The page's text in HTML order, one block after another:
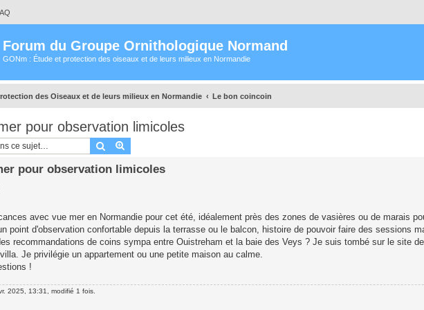
Forum du Groupe Ornithologique Normand
GONm : Étude et protection des oiseaux et de leurs milieux en Normandie
des Oiseaux et de leurs milieux en Normandie Le bon coincoin
pour observation limicoles
Rechercher
pour observation limicoles
avec vue mer en Normandie pour cet été, idéalement près des zones de vasières ou de marais
point d'observation confortable depuis la terrasse ou le balcon, histoire de pouvoir faire des sessions
recommandations de coins sympa entre Ouistreham et la baie des Veys ? Je suis tombé sur le site
Je privilégie un appartement ou une petite maison au calme.
!
2025, 13:31, modifié 1 fois.